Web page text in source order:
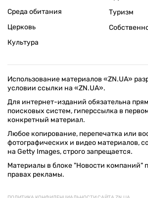
Среда обитания
Церковь
Культура
Туризм
Использование материалов «ZN.UA»
условии ссылки на «ZN.UA».
Для интернет-изданий обязательна
поисковых систем, гиперссылка в
конкретный материал.
Любое копирование, перепечатка или
фотографических и видео материалов,
на Getty Images, строго запрещается.
Материалы в блоке "Новости компаний"
правах рекламы.